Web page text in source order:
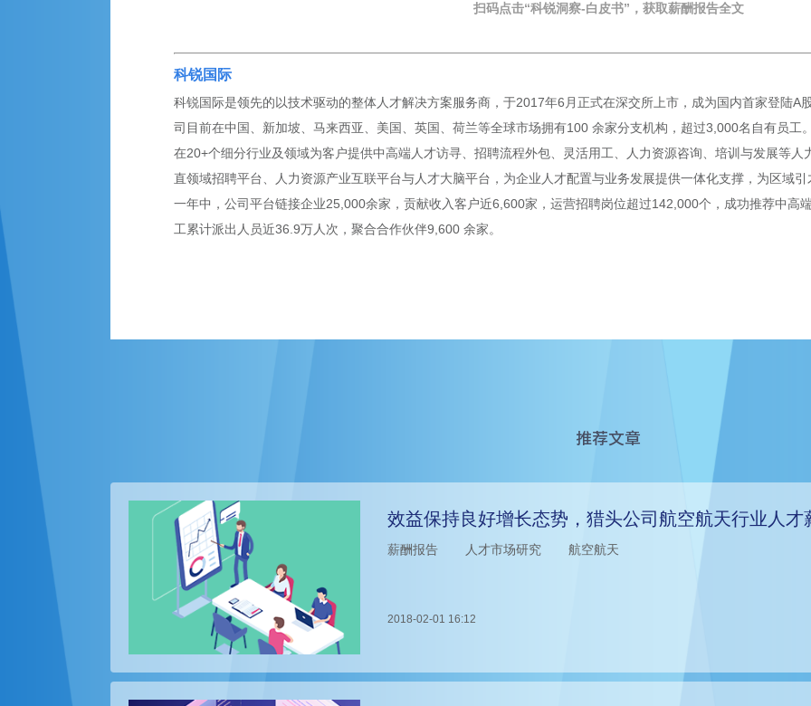
扫码点击“科锐洞察-白皮书”，获取薪酬报告全文
科锐国际
科锐国际是领先的以技术驱动的整体人才解决方案服务商，于2017年6月正式在深交所上市，成为国内首家登陆A
司目前在中国、新加坡、马来西亚、美国、英国、荷兰等全球市场拥有100 余家分支机构，超过3,000名自有员工
在20+个细分行业及领域为客户提供中高端人才访寻、招聘流程外包、灵活用工、人力资源咨询、培训与发展等
直领域招聘平台、人力资源产业互联平台与人才大脑平台，为企业人才配置与业务发展提供一体化支撑，为区域
一年中，公司平台链接企业25,000余家，贡献收入客户近6,600家，运营招聘岗位超过142,000个，成功推荐中高
工累计派出人员近36.9万人次，聚合合作伙伴9,600 余家。
推荐文章
效益保持良好增长态势，猎头公司航空航天行业人才
薪酬报告 人才市场研究 航空航天
2018-02-01 16:12